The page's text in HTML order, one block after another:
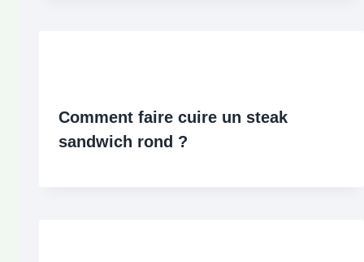
Comment faire cuire un steak
sandwich rond ?